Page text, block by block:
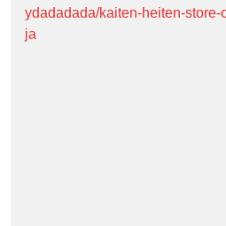
ydadadada/kaiten-heiten-
ja